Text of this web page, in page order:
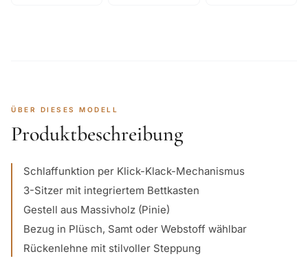
ÜBER DIESES MODELL
Produktbeschreibung
Schlaffunktion per Klick-Klack-Mechanismus
3-Sitzer mit integriertem Bettkasten
Gestell aus Massivholz (Pinie)
Bezug in Plüsch, Samt oder Webstoff wählbar
Rückenlehne mit stilvoller Steppung